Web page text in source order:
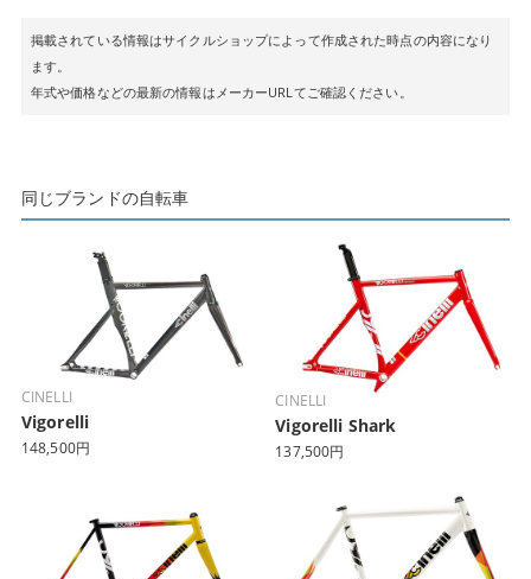
掲載されている情報はサイクルショップによって作成された時点の内容になり
ます。
年式や価格などの最新の情報はメーカーURLてご確認ください。
同じブランドの自転車
CINELLI
Vigorelli
148,500円
CINELLI
Vigorelli Shark
137,500円